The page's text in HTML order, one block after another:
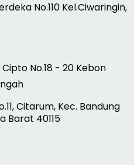
No.110 Kel.Ciwaringin,
No.18 - 20 Kebon
Citarum, Kec. Bandung
Barat 40115